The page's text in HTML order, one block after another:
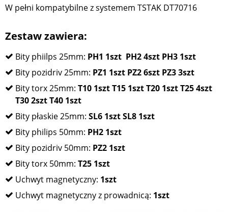
W pełni kompatybilne z systemem TSTAK DT70716
Zestaw zawiera:
Bity phiilps 25mm: PH1 1szt PH2 4szt PH3 1szt
Bity pozidriv 25mm: PZ1 1szt PZ2 6szt PZ3 3szt
Bity torx 25mm: T10 1szt T15 1szt T20 1szt T25 4szt
T30 2szt T40 1szt
Bity płaskie 25mm: SL6 1szt SL8 1szt
Bity philips 50mm: PH2 1szt
Bity pozidriv 50mm: PZ2 1szt
Bity torx 50mm: T25 1szt
Uchwyt magnetyczny: 1szt
Uchwyt magnetyczny z prowadnicą: 1szt